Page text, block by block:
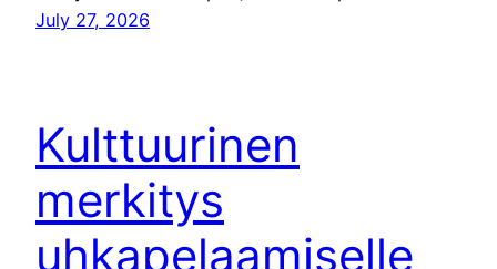
July 27, 2026
Kulttuurinen
merkitys
uhkapelaamiselle